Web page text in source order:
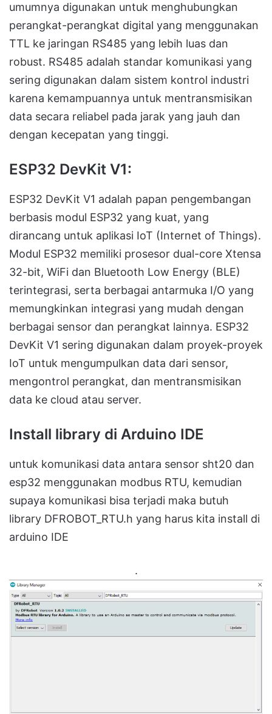
umumnya digunakan untuk menghubungkan
perangkat-perangkat digital yang menggunakan
TTL ke jaringan RS485 yang lebih luas dan
robust. RS485 adalah standar komunikasi yang
sering digunakan dalam sistem kontrol industri
karena kemampuannya untuk mentransmisikan
data secara reliabel pada jarak yang jauh dan
dengan kecepatan yang tinggi.
ESP32 DevKit V1:
ESP32 DevKit V1 adalah papan pengembangan
berbasis modul ESP32 yang kuat, yang
dirancang untuk aplikasi IoT (Internet of Things).
Modul ESP32 memiliki prosesor dual-core Xtensa
32-bit, WiFi dan Bluetooth Low Energy (BLE)
terintegrasi, serta berbagai antarmuka I/O yang
memungkinkan integrasi yang mudah dengan
berbagai sensor dan perangkat lainnya. ESP32
DevKit V1 sering digunakan dalam proyek-proyek
IoT untuk mengumpulkan data dari sensor,
mengontrol perangkat, dan mentransmisikan
data ke cloud atau server.
Install library di Arduino IDE
untuk komunikasi data antara sensor sht20 dan
esp32 menggunakan modbus RTU, kemudian
supaya komunikasi bisa terjadi maka butuh
library DFROBOT_RTU.h yang harus kita install di
arduino IDE
.